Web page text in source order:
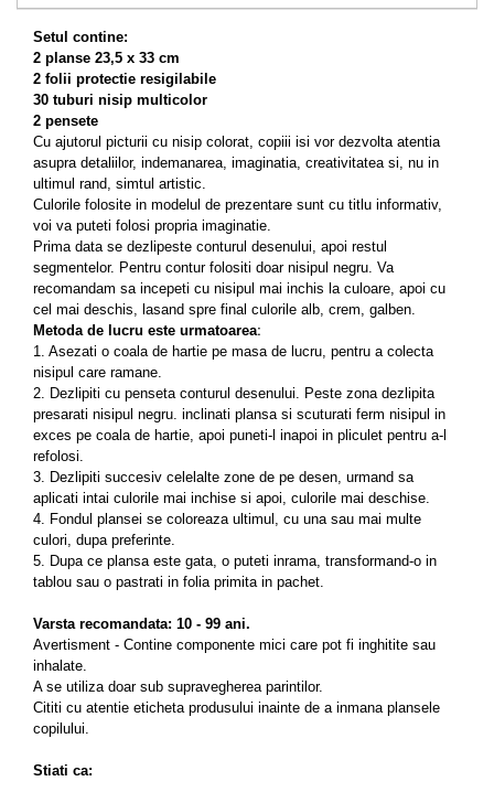
Setul contine:
2 planse 23,5 x 33 cm
2 folii protectie resigilabile
30 tuburi nisip multicolor
2 pensete
Cu ajutorul picturii cu nisip colorat, copiii isi vor dezvolta atentia
asupra detaliilor, indemanarea, imaginatia, creativitatea si, nu in
ultimul rand, simtul artistic.
Culorile folosite in modelul de prezentare sunt cu titlu informativ,
voi va puteti folosi propria imaginatie.
Prima data se dezlipeste conturul desenului, apoi restul
segmentelor. Pentru contur folositi doar nisipul negru. Va
recomandam sa incepeti cu nisipul mai inchis la culoare, apoi cu
cel mai deschis, lasand spre final culorile alb, crem, galben.
Metoda de lucru este urmatoarea:
1. Asezati o coala de hartie pe masa de lucru, pentru a colecta
nisipul care ramane.
2. Dezlipiti cu penseta conturul desenului. Peste zona dezlipita
presarati nisipul negru. inclinati plansa si scuturati ferm nisipul in
exces pe coala de hartie, apoi puneti-l inapoi in pliculet pentru a-l
refolosi.
3. Dezlipiti succesiv celelalte zone de pe desen, urmand sa
aplicati intai culorile mai inchise si apoi, culorile mai deschise.
4. Fondul plansei se coloreaza ultimul, cu una sau mai multe
culori, dupa preferinte.
5. Dupa ce plansa este gata, o puteti inrama, transformand-o in
tablou sau o pastrati in folia primita in pachet.
Varsta recomandata: 10 - 99 ani.
Avertisment - Contine componente mici care pot fi inghitite sau
inhalate.
A se utiliza doar sub supravegherea parintilor.
Cititi cu atentie eticheta produsului inainte de a inmana plansele
copilului.
Stiati ca: